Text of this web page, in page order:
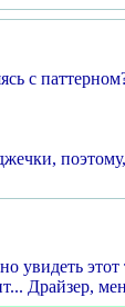
с
увидеть
Драйзер,